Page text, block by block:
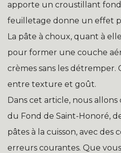
apporte un croustillant
feuilletage donne un effet
La pâte à choux, quant à
pour former une couche
crèmes sans les détremper.
entre texture et goût.
Dans cet article, nous
du Fond de Saint-Honoré,
pâtes à la cuisson, avec des
erreurs courantes. Que